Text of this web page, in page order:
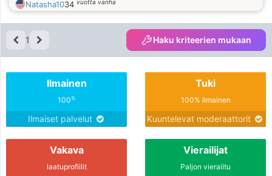
Natasha1034 vuotta vanha
1 Haku kriteerien mukaan
Ilmainen
100%
Ilmaiset palvelut
Tuki
100% ilmainen
Kuuntelevat moderaattorit
Vakava
laatuprofiilit
Vierailijat
Paljon vierailtu